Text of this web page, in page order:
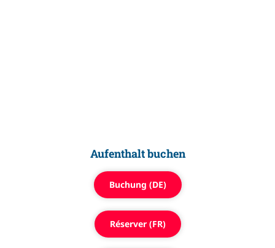
Aufenthalt buchen
Buchung (DE)
Réserver (FR)